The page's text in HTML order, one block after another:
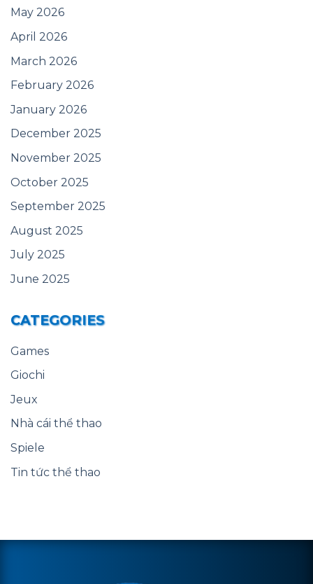
May 2026
April 2026
March 2026
February 2026
January 2026
December 2025
November 2025
October 2025
September 2025
August 2025
July 2025
June 2025
CATEGORIES
Games
Giochi
Jeux
Nhà cái thể thao
Spiele
Tin tức thể thao